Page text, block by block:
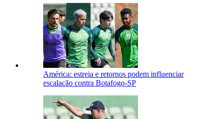
América: estreia e retornos podem influenciar
escalação contra Botafogo-SP